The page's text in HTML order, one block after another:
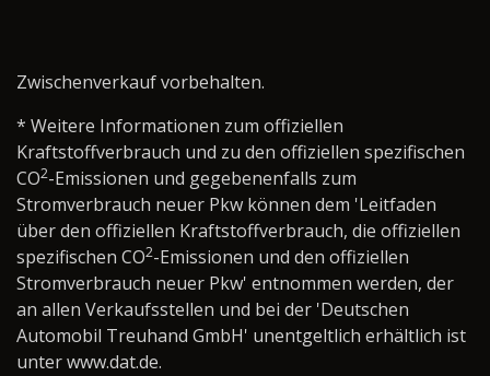
Zwischenverkauf vorbehalten.
* Weitere Informationen zum offiziellen
Kraftstoffverbrauch und zu den offiziellen spezifischen
CO2-Emissionen und gegebenenfalls zum
Stromverbrauch neuer Pkw können dem 'Leitfaden
über den offiziellen Kraftstoffverbrauch, die offiziellen
spezifischen CO2-Emissionen und den offiziellen
Stromverbrauch neuer Pkw' entnommen werden, der
an allen Verkaufsstellen und bei der 'Deutschen
Automobil Treuhand GmbH' unentgeltlich erhältlich ist
unter www.dat.de.